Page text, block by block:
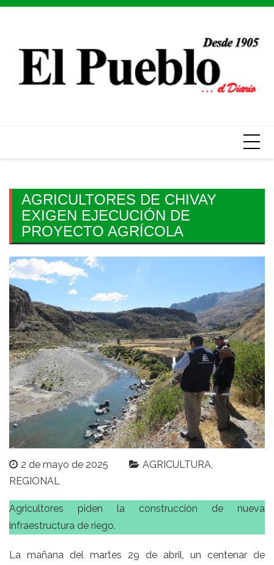
Skip
AGRICULTORES DE CHIVAY
EXIGEN EJECUCIÓN DE
PROYECTO AGRÍCOLA
2 de mayo de 2025
AGRICULTURA
REGIONAL
Agricultores piden la construcción de nueva
infraestructura de riego.
La mañana del martes 29 de abril, un centenar de